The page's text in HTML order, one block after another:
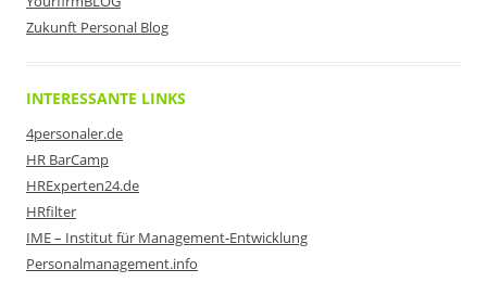
Zukunft Personal Blog
INTERESSANTE LINKS
4personaler.de
HR BarCamp
HRExperten24.de
HRfilter
IME – Institut für Management-Entwicklung
Personalmanagement.info